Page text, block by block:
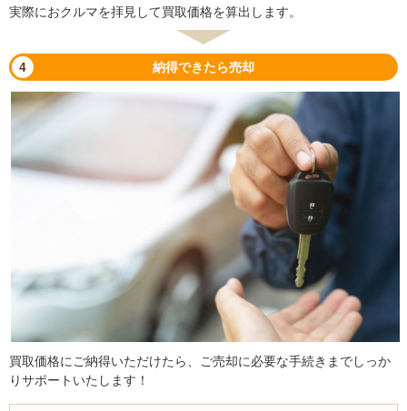
実際におクルマを拝見して買取価格を算出します。
4 納得できたら売却
買取価格にご納得いただけたら、ご売却に必要な手続きまでしっか
りサポートいたします！